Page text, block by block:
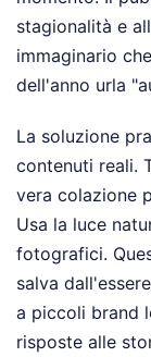
stagionalità e
immaginario
dell'anno urla
La soluzione
contenuti reali.
vera colazione
Usa la luce
fotografici.
salva
a piccoli brand
risposte alle